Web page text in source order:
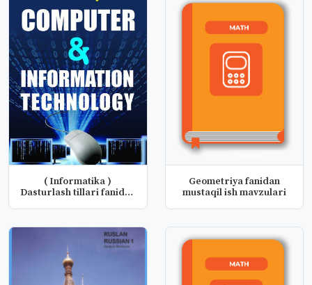
( Informatika )
Dasturlash tillari fanidan
Geometriya fanidan
mustaqil ish mavzulari